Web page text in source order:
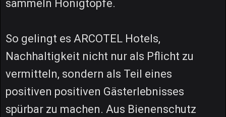
sammeln Honigtöpfe.
So gelingt es ARCOTEL Hotels,
Nachhaltigkeit nicht nur als Pflicht zu
vermitteln, sondern als Teil eines
positiven positiven Gästerlebnisses
spürbar zu machen. Aus Bienenschutz